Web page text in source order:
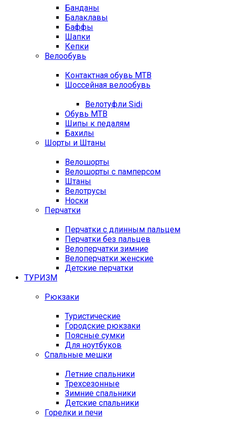
Банданы
Балаклавы
Баффы
Шапки
Кепки
Велообувь
Контактная обувь MTB
Шоссейная велообувь
Велотуфли Sidi
Обувь MTB
Шипы к педалям
Бахилы
Шорты и Штаны
Велошорты
Велошорты с памперсом
Штаны
Велотрусы
Носки
Перчатки
Перчатки с длинным пальцем
Перчатки без пальцев
Велоперчатки зимние
Велоперчатки женские
Детские перчатки
ТУРИЗМ
Рюкзаки
Туристические
Городские рюкзаки
Поясные сумки
Для ноутбуков
Спальные мешки
Летние спальники
Трехсезонные
Зимние спальники
Детские спальники
Горелки и печи